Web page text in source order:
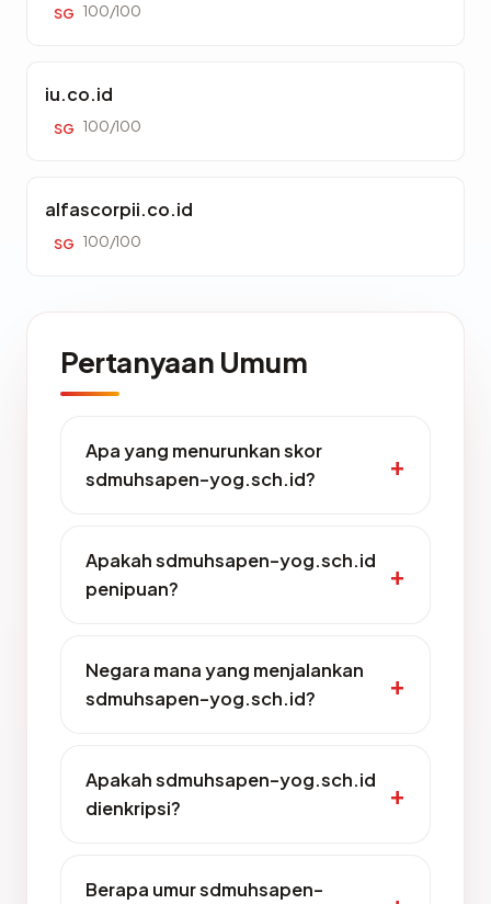
SG 100/100
iu.co.id
SG 100/100
alfascorpii.co.id
SG 100/100
Pertanyaan Umum
Apa yang menurunkan skor
sdmuhsapen-yog.sch.id?
Apakah sdmuhsapen-yog.sch.id
penipuan?
Negara mana yang menjalankan
sdmuhsapen-yog.sch.id?
Apakah sdmuhsapen-yog.sch.id
dienkripsi?
Berapa umur sdmuhsapen-